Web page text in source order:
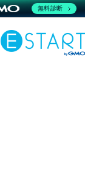
無料診断